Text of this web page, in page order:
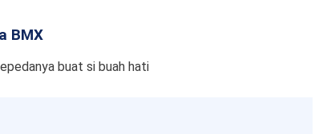
BMX
buat si buah hati